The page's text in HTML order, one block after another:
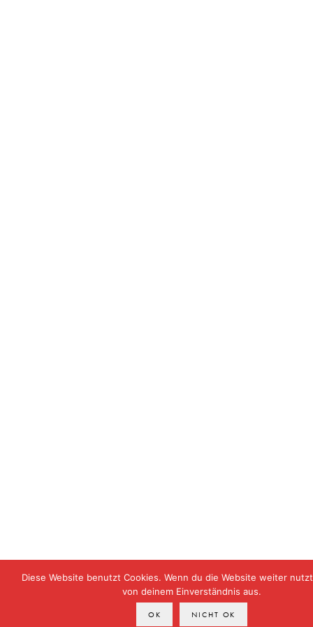
Diese Website benutzt Cookies. Wenn du die Website weiter
von deinem Einverständnis aus.
OK NICHT OK